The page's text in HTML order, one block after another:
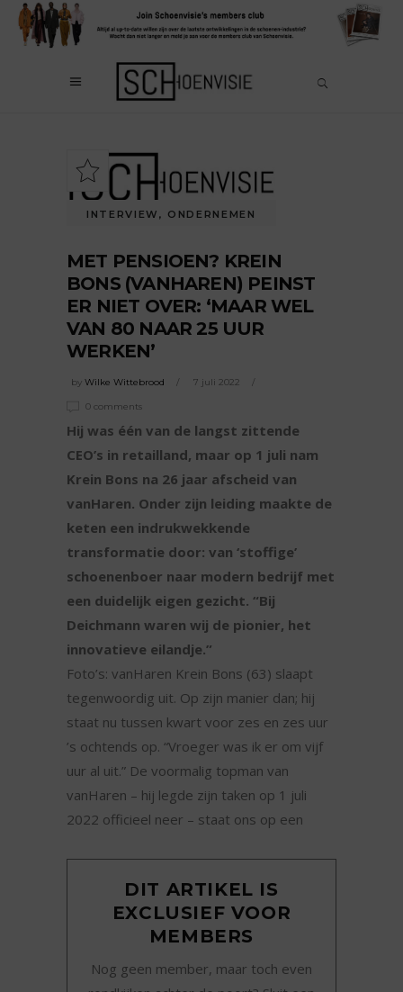
INTERVIEW , ONDERNEMEN
MET PENSIOEN? KREIN
BONS (VANHAREN) PEINST
ER NIET OVER: ‘MAAR WEL
VAN 80 NAAR 25 UUR
WERKEN’
by Wilke Wittebrood 7 juli 2022
0 comments
Hij was één van de langst zittende
CEO’s in retailland, maar op 1 juli nam
Krein Bons na 26 jaar afscheid van
vanHaren. Onder zijn leiding maakte de
keten een indrukwekkende
transformatie door: van ‘stoffige’
schoenenboer naar modern bedrijf met
een duidelijk eigen gezicht. “Bij
Deichmann waren wij de pionier, het
innovatieve eilandje.”
Foto’s: vanHaren Krein Bons (63) slaapt
tegenwoordig uit. Op zijn manier dan; hij
staat nu tussen kwart voor zes en zes uur
’s ochtends op. “Vroeger was ik er om vijf
uur al uit.” De voormalig topman van
vanHaren – hij legde zijn taken op 1 juli
2022 officieel neer – staat ons op een
DIT ARTIKEL IS
EXCLUSIEF VOOR
MEMBERS
Nog geen member, maar toch even